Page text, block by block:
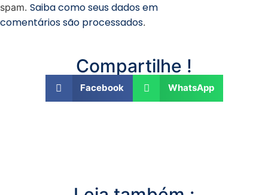
spam. Saiba como seus dados em
comentários são processados.
Compartilhe !
Facebook WhatsApp